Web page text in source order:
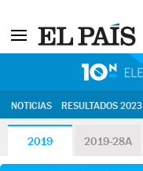
NOTICIAS RESULTADOS 2023
2019 2019-28A